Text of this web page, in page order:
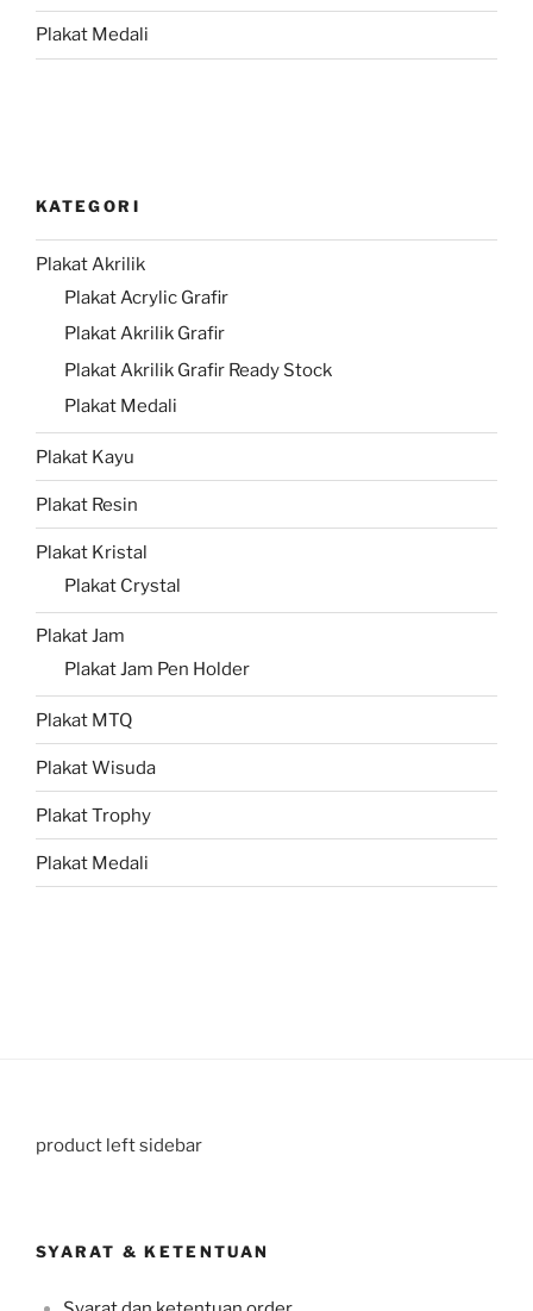
Plakat Medali
KATEGORI
Plakat Akrilik
Plakat Acrylic Grafir
Plakat Akrilik Grafir
Plakat Akrilik Grafir Ready Stock
Plakat Medali
Plakat Kayu
Plakat Resin
Plakat Kristal
Plakat Crystal
Plakat Jam
Plakat Jam Pen Holder
Plakat MTQ
Plakat Wisuda
Plakat Trophy
Plakat Medali
product left sidebar
SYARAT & KETENTUAN